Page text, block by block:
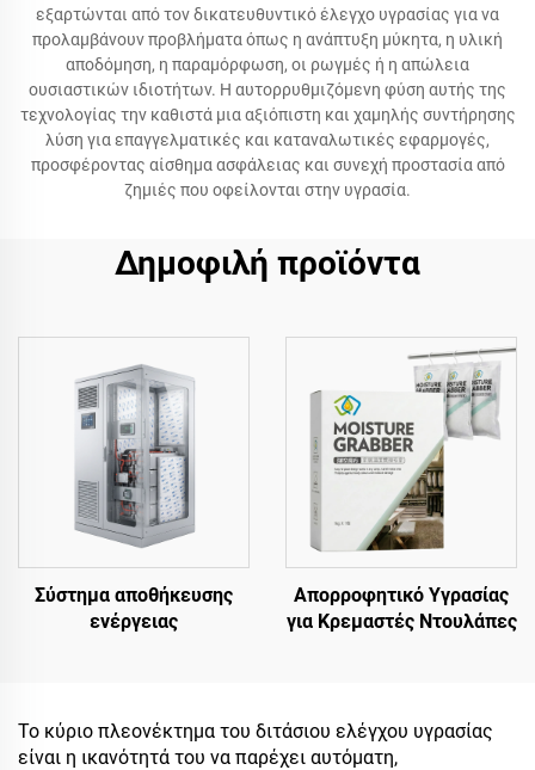
εξαρτώνται από τον δικατευθυντικό έλεγχο υγρασίας για να
προλαμβάνουν προβλήματα όπως η ανάπτυξη μύκητα, η υλική
αποδόμηση, η παραμόρφωση, οι ρωγμές ή η απώλεια
ουσιαστικών ιδιοτήτων. Η αυτορρυθμιζόμενη φύση αυτής της
τεχνολογίας την καθιστά μια αξιόπιστη και χαμηλής συντήρησης
λύση για επαγγελματικές και καταναλωτικές εφαρμογές,
προσφέροντας αίσθημα ασφάλειας και συνεχή προστασία από
ζημιές που οφείλονται στην υγρασία.
Δημοφιλή προϊόντα
Σύστημα αποθήκευσης
ενέργειας
Απορροφητικό Υγρασίας
για Κρεμαστές Ντουλάπες
Το κύριο πλεονέκτημα του διτάσιου ελέγχου υγρασίας
είναι η ικανότητά του να παρέχει αυτόματη,